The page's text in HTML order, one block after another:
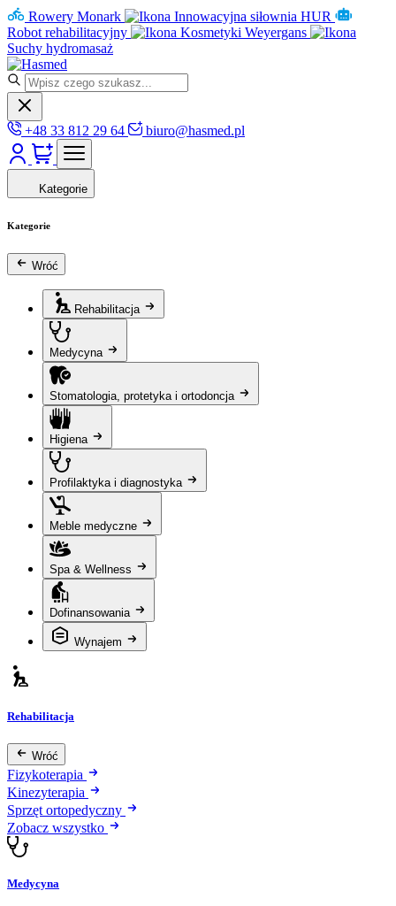
Rowery Monark
Innowacyjna siłownia HUR
Robot rehabilitacyjny
Kosmetyki Weyergans
Suchy hydromasaż
+48 33 812 29 64 biuro@hasmed.pl
Kategorie
Kategorie
Wróć
Rehabilitacja
Medycyna
Stomatologia, protetyka i ortodoncja
Higiena
Profilaktyka i diagnostyka
Meble medyczne
Spa & Wellness
Dofinansowania
Wynajem
Rehabilitacja
Wróć
Fizykoterapia
Kinezyterapia
Sprzęt ortopedyczny
Zobacz wszystko
Medycyna